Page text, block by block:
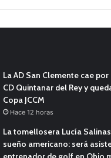
La AD San Clemente cae
CD Quintanar del Rey y
Copa JCCM
Hace 12 horas
La tomellosera Lucía
sueño americano: será